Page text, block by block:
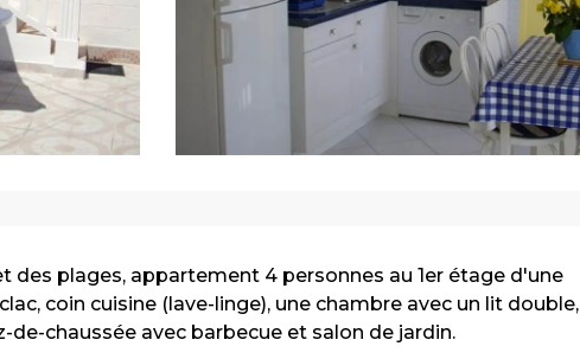
des plages, appartement 4 personnes au 1er étage d'une
coin cuisine (lave-linge), une chambre avec un lit double,
de-chaussée avec barbecue et salon de jardin.